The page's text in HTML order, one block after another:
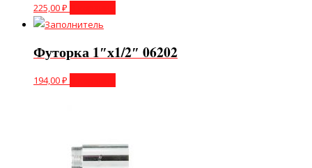
225,00₽
Футорка 1″х1/2″ 06202
194,00₽